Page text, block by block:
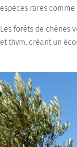
espèces rares
Les forêts de chênes
et thym, créant un